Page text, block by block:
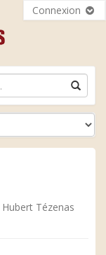
Connexion
Hubert Tézenas